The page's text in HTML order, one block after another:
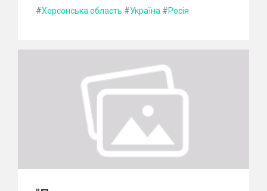
#Херсонська область #Україна #Росія